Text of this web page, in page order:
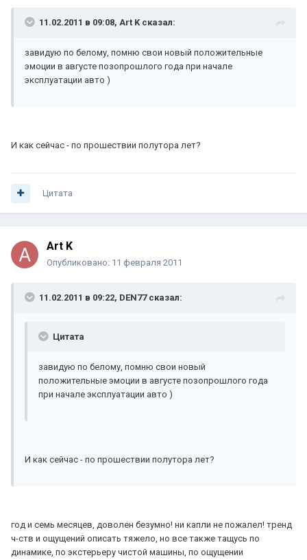
11.02.2011 в 09:08, Art K сказал:
завидую по белому, помню свои новый положительные
эмоции в августе позопрошлого года при начале
эксплуатации авто )
И как сейчас - по прошествии полутора лет?
Цитата
Art K
Опубликовано: 11 февраля 2011
11.02.2011 в 09:22, DEN77 сказал:
Цитата
завидую по белому, помню свои новый
положительные эмоции в августе позопрошлого года
при начале эксплуатации авто )
И как сейчас - по прошествии полутора лет?
год и семь месяцев, доволен безумно! ни капли не пожалел! тренд
ч-ств и ощущений описать тяжело, но все также тащусь по
динамике, по экстерьеру чистой машины, по ощущении